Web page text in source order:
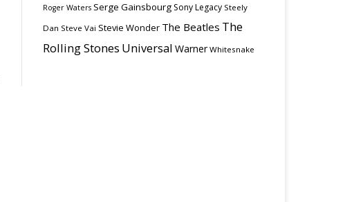
Roger Waters Serge Gainsbourg Sony Legacy Steely
Dan Steve Vai Stevie Wonder The Beatles The
Rolling Stones Universal Warner Whitesnake